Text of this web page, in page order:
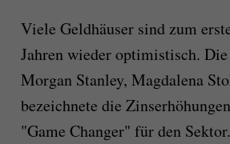
Viele Geldhäuser sind zum
Jahren wieder optimistisch.
Morgan Stanley, Magdalena
bezeichnete die
"Game Changer" für den